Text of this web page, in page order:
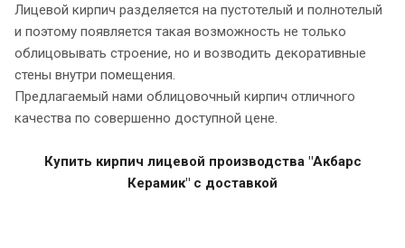
Лицевой кирпич разделяется на пустотелый и полнотелый
и поэтому появляется такая возможность не только
облицовывать строение, но и возводить декоративные
стены внутри помещения.
Предлагаемый нами облицовочный кирпич отличного
качества по совершенно доступной цене.
Купить кирпич лицевой производства "Акбарс
Керамик" с доставкой